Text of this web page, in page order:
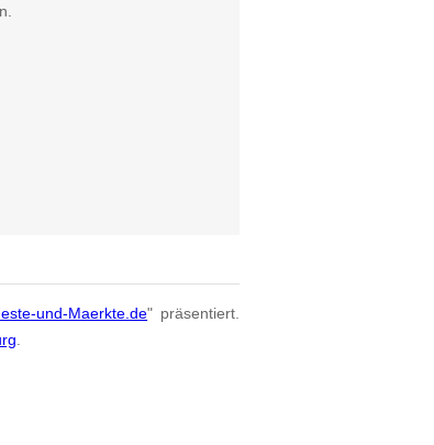
und-Maerkte.de" präsentiert.
.